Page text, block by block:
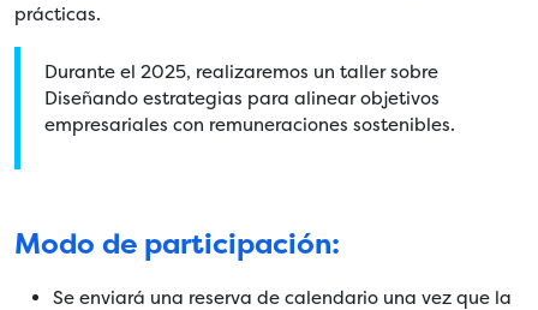
prácticas.
Durante el 2025, realizaremos un taller sobre
Diseñando estrategias para alinear objetivos
empresariales con remuneraciones sostenibles.
Modo de participación:
Se enviará una reserva de calendario una vez que la